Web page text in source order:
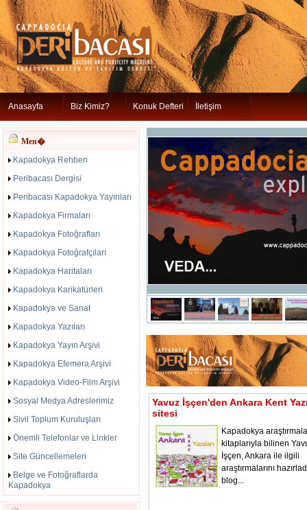
Anasayfa Biz Kimiz? Konuk Defteri İletişim
Men�
Kapadokya Rehberi
Peribacası Dergisi
Peribacası Kapadokya Yayınları
Kapadokya Firmaları
Kapadokya Fotoğrafları
Kapadokya Fotoğrafçıları
Kapadokya Haritaları
Kapadokya Karikatürleri
Kapadokya ve Sanat
Kapadokya Yazıları
Kapadokya Yayın Arşivi
Kapadokya Efemera Arşivi
Kapadokya Video-Film Arşivi
Sosyal Medya Adreslerimiz
Sivil Toplum Kuruluşları
Önemli Telefonlar ve Linkler
Site Güncellemeleri
Belge ve Fotoğraflarda
Kapadokya
Yavuz İşçen'den Ankara Kent
sitesi
Kapadokya
kitaplarıyla bilinen
İşçen, Ankara ile ilgili
araştırmalarını
blog...